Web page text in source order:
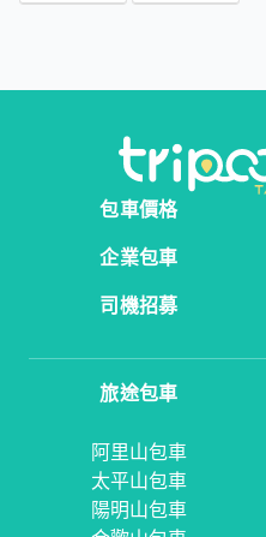
包車價格
企業包車
司機招募
旅途包車
阿里山包車
太平山包車
陽明山包車